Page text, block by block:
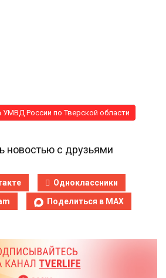
УМВД России по Тверской области
новостью с друзьями
Одноклассники
Поделиться в MAX